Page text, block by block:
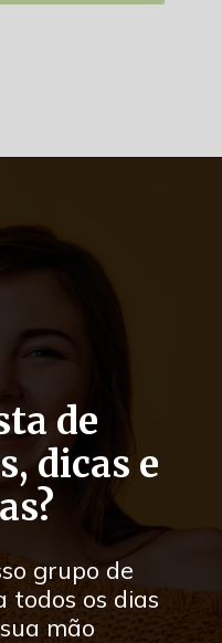
de
dicas e
grupo de
todos os dias
mão